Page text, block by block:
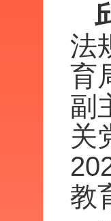
法
育
副
关
教